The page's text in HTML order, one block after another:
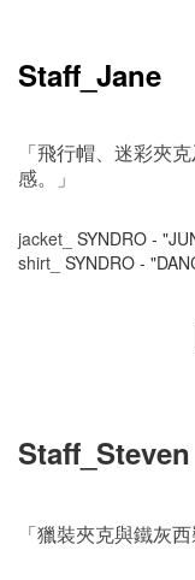
Staff_Jane
「飛行帽、迷彩夾
感。」
jacket_ SYNDRO -
shirt_ SYNDRO -
Staff_Steven
「獵裝夾克與鐵灰